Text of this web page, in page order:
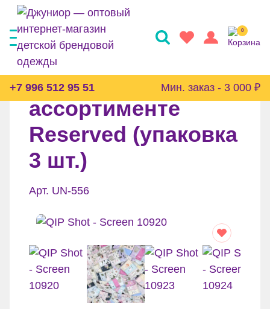
0
+7 996 512 95 51 Мин. заказ - 3 000 ₽
Трусы в
ассортименте
Reserved (упаковка
3 шт.)
Арт. UN-556